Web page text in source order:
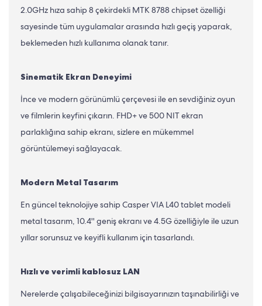
2.0GHz hıza sahip 8 çekirdekli MTK 8788 chipset özelliği
sayesinde tüm uygulamalar arasında hızlı geçiş yaparak,
beklemeden hızlı kullanıma olanak tanır.
Sinematik Ekran Deneyimi
İnce ve modern görünümlü çerçevesi ile en sevdiğiniz oyun
ve filmlerin keyfini çıkarın. FHD+ ve 500 NIT ekran
parlaklığına sahip ekranı, sizlere en mükemmel
görüntülemeyi sağlayacak.
Modern Metal Tasarım
En güncel teknolojiye sahip Casper VIA L40 tablet modeli
metal tasarım, 10.4'' geniş ekranı ve 4.5G özelliğiyle ile uzun
yıllar sorunsuz ve keyifli kullanım için tasarlandı.
Hızlı ve verimli kablosuz LAN
Nerelerde çalışabileceğinizi bilgisayarınızın taşınabilirliği ve